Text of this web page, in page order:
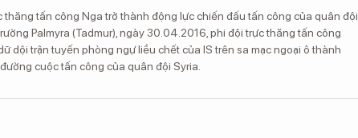
thăng tấn công Nga trở thành động lực chiến đấu tấn công của quân đội
Palmyra (Tadmur), ngày 30.04.2016, phi đội trực thăng tấn công
dội trận tuyến phòng ngự liều chết của IS trên sa mạc ngoại ô thành
cuộc tấn công của quân đội Syria.